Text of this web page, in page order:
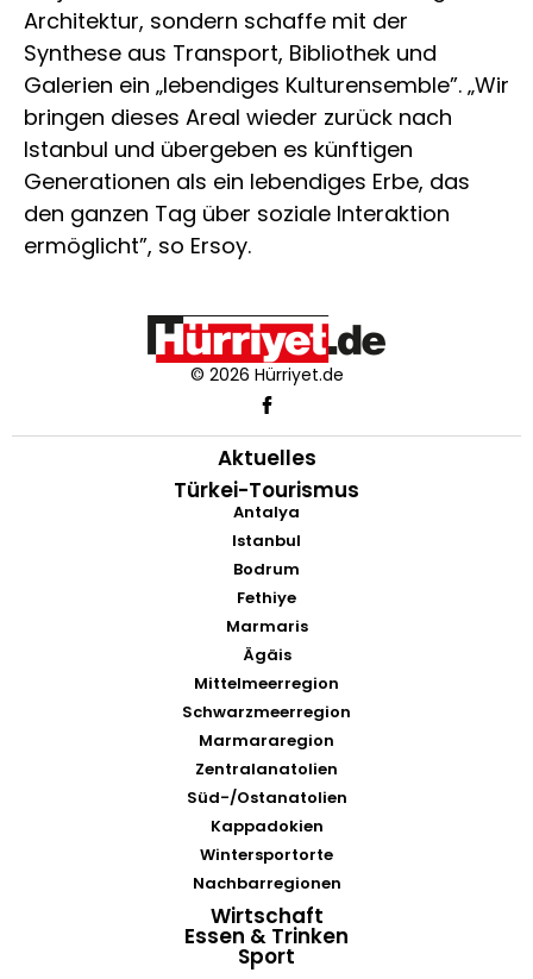
Architektur, sondern schaffe mit der
Synthese aus Transport, Bibliothek und
Galerien ein „lebendiges Kulturensemble”. „Wir
bringen dieses Areal wieder zurück nach
Istanbul und übergeben es künftigen
Generationen als ein lebendiges Erbe, das
den ganzen Tag über soziale Interaktion
ermöglicht”, so Ersoy.
© 2026 Hürriyet.de
Aktuelles
Türkei-Tourismus
Antalya
Istanbul
Bodrum
Fethiye
Marmaris
Ägäis
Mittelmeerregion
Schwarzmeerregion
Marmararegion
Zentralanatolien
Süd-/Ostanatolien
Kappadokien
Wintersportorte
Nachbarregionen
Wirtschaft
Essen & Trinken
Sport